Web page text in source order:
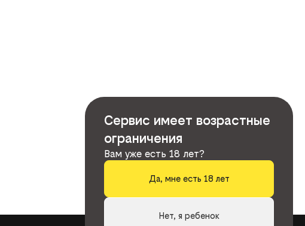
Сервис имеет возрастные
ограничения
Вам уже есть 18 лет?
Да, мне есть 18 лет
Нет, я ребенок